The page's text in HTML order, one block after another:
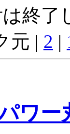
終了
元 | 2 |
ワ